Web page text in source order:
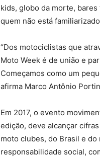
kids, globo da morte,
quem não está
“Dos motociclistas que
Moto Week é de união e
Começamos como um
afirma Marco Antônio
Em 2017, o evento
edição, deve alcançar
moto clubes, do Brasil e
responsabilidade social,